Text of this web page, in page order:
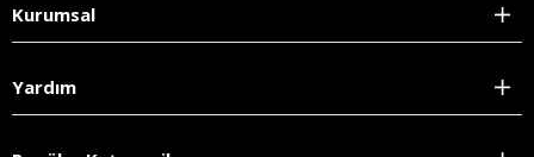
Kurumsal
Yardım